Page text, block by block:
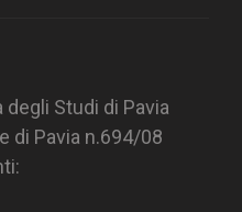
degli Studi di Pavia
di Pavia n.694/08